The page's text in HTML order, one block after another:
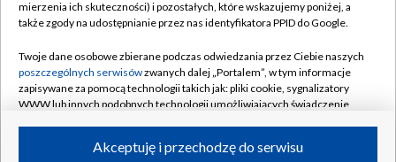
Naziemna Telewizja Cyfrowa
Rada Programowa
System NOS
Informacje o nadawcy
Program dla prasy
Pomoc
Kontakt
Kanały
mierzenia ich skuteczności) i pozostałych, które wskazujemy poniżej, a
także zgody na udostępnianie przez nas identyfikatora PPID do Google.
Twoje dane osobowe zbierane podczas odwiedzania przez Ciebie naszych
poszczególnych serwisówzwanych dalej „Portalem”, w tym informacje
zapisywane za pomocą technologii takich jak: pliki cookie, sygnalizatory
WWW lub innych podobnych technologii umożliwiających świadczenie
ruchu w Internecie.Akceptuję i przechodzę do serwisu